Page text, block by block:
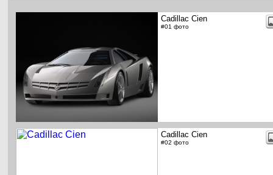
Cadillac Cien
#01 фото
Cadillac Cien
#02 фото